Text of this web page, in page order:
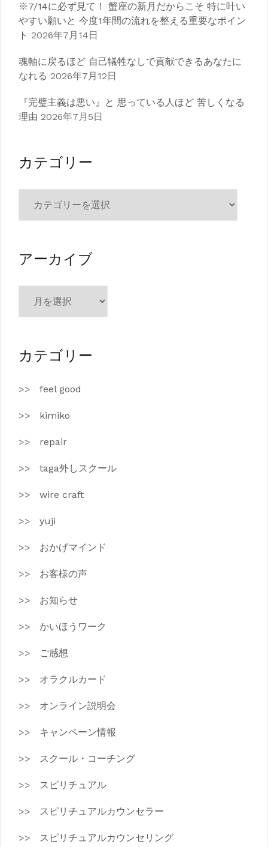
※7/14に必ず見て！ 蟹座の新月だからこそ 特に叶い
やすい願いと 今度1年間の流れを整える重要なポイン
ト 2026年7月14日
魂軸に戻るほど 自己犠牲なしで貢献できるあなたに
なれる 2026年7月12日
『完璧主義は悪い』と 思っている人ほど 苦しくなる
理由 2026年7月5日
カテゴリー
ゴ
ー
アーカイブ
カ
ブ
カテゴリー
feel good
kimiko
repair
taga外しスクール
wire craft
yuji
おかげマインド
お客様の声
お知らせ
かいほうワーク
ご感想
オラクルカード
オンライン説明会
キャンペーン情報
スクール・コーチング
スピリチュアル
スピリチュアルカウンセラー
スピリチュアルカウンセリング